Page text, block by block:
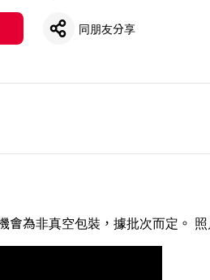
同朋友分享
為非真空包裝，據批次而定。 照